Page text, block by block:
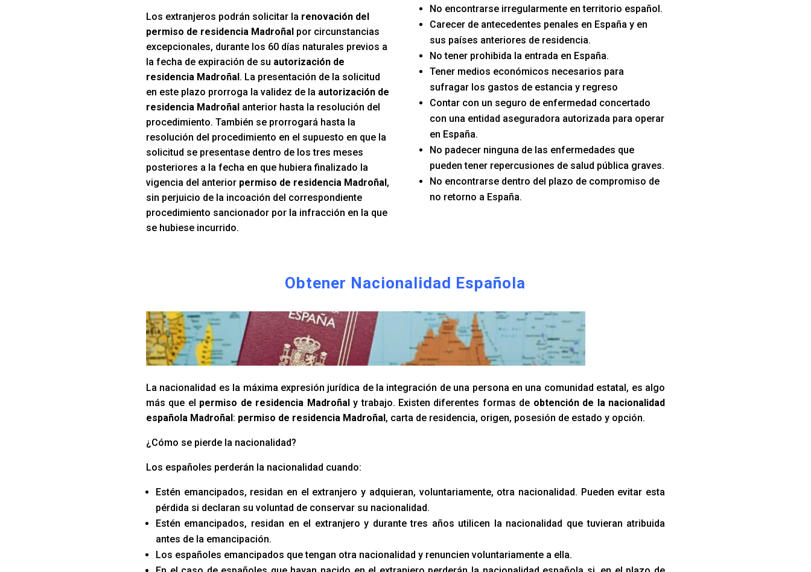
Los extranjeros podrán solicitar la renovación del
permiso de residencia Madroñalpor circunstancias
excepcionales, durante los 60 días naturales previos a
la fecha de expiración de su autorización de
residencia Madroñal. La presentación de la solicitud
en este plazo prorroga la validez de la autorización de
residencia Madroñalanterior hasta la resolución del
procedimiento. También se prorrogará hasta la
resolución del procedimiento en el supuesto en que la
solicitud se presentase dentro de los tres meses
posteriores a la fecha en que hubiera finalizado la
vigencia del anterior permiso de residencia Madroñal,
sin perjuicio de la incoación del correspondiente
procedimiento sancionador por la infracción en la que
se hubiese incurrido.
No encontrarse irregularmente en territorio español.
Carecer de antecedentes penales en España y en
sus países anteriores de residencia.
No tener prohibida la entrada en España.
Tener medios económicos necesarios para
sufragar los gastos de estancia y regreso
Contar con un seguro de enfermedad concertado
con una entidad aseguradora autorizada para operar
en España.
No padecer ninguna de las enfermedades que
pueden tener repercusiones de salud pública graves.
No encontrarse dentro del plazo de compromiso de
no retorno a España.
Obtener Nacionalidad Española
La nacionalidad es la máxima expresión jurídica de la integración de una persona en una comunidad estatal, es algo
más que el permiso de residencia Madroñaly trabajo. Existen diferentes formas de obtención de la nacionalidad
española Madroñal: permiso de residencia Madroñal, carta de residencia, origen, posesión de estado y opción.
¿Cómo se pierde la nacionalidad?
Los españoles perderán la nacionalidad cuando:
Estén emancipados, residan en el extranjero y adquieran, voluntariamente, otra nacionalidad. Pueden evitar esta
pérdida si declaran su voluntad de conservar su nacionalidad.
Estén emancipados, residan en el extranjero y durante tres años utilicen la nacionalidad que tuvieran atribuida
antes de la emancipación.
Los españoles emancipados que tengan otra nacionalidad y renuncien voluntariamente a ella.